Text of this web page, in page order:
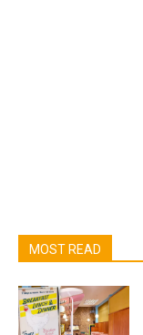
MOST READ